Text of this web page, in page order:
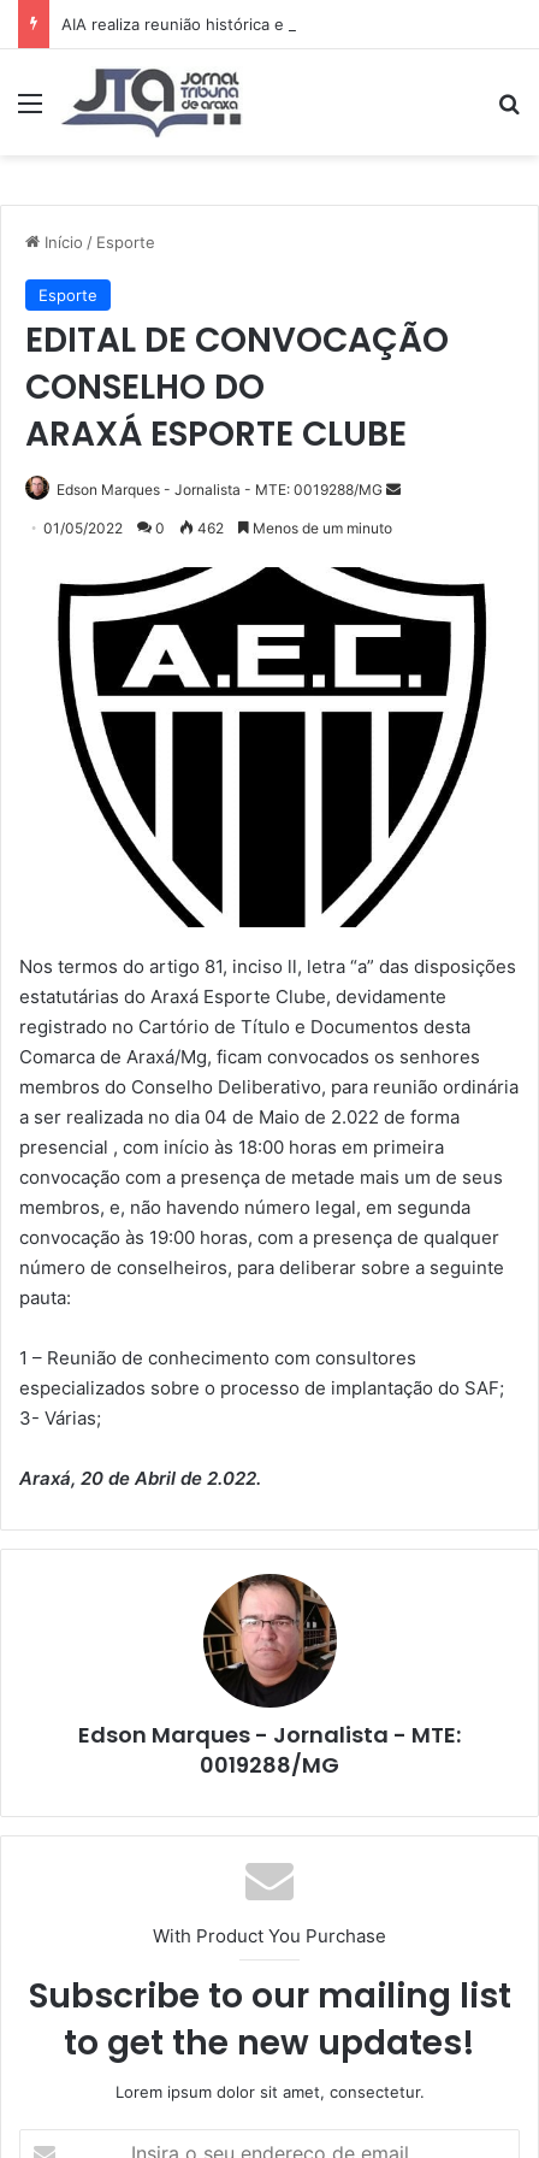
Menu
Início / Esporte
Esporte
EDITAL DE CONVOCAÇÃO
CONSELHO DO
ARAXÁ ESPORTE CLUBE
Edson Marques - Jornalista - MTE: 0019288/MG
Mande
mail
01/05/2022 0 462 Menos de um minuto
Nos termos do artigo 81, inciso ll, letra “a” das disposições
estatutárias do Araxá Esporte Clube, devidamente
registrado no Cartório de Título e Documentos desta
Comarca de Araxá/Mg, ficam convocados os senhores
membros do Conselho Deliberativo, para reunião ordinária
a ser realizada no dia 04 de Maio de 2.022 de forma
presencial , com início às 18:00 horas em primeira
convocação com a presença de metade mais um de seus
membros, e, não havendo número legal, em segunda
convocação às 19:00 horas, com a presença de qualquer
número de conselheiros, para deliberar sobre a seguinte
pauta:
1 – Reunião de conhecimento com consultores
especializados sobre o processo de implantação do SAF;
3- Várias;
Araxá, 20 de Abril de 2.022.
Edson Marques - Jornalista - MTE:
0019288/MG
With Product You Purchase
Subscribe to our mailing list
to get the new updates!
Lorem ipsum dolor sit amet, consectetur.